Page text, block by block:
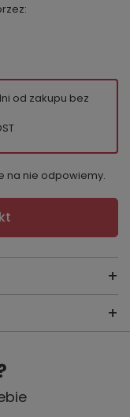
od zakupu bez
na nie odpowiemy.
Leyla